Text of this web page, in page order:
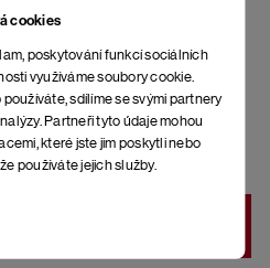
cookies
poskytování funkcí sociálních
využíváme soubory cookie.
sdílíme se svými partnery
Partneři tyto údaje mohou
které jste jim poskytli nebo
používáte jejich služby.